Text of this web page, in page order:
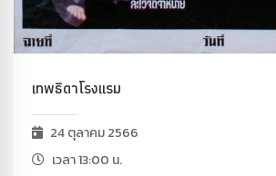
เทพธิดาโรงแรม
24 ตุลาคม 2566
เวลา 13:00 น.